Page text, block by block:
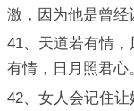
激，因为他是曾
41、天道若有情
有情，日月照君心
42、女人会记住